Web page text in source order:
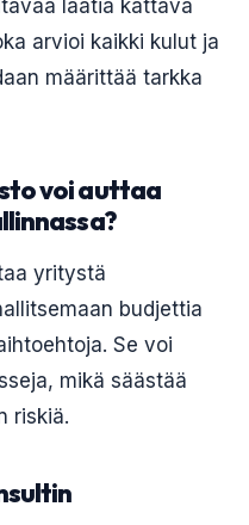
laatia kattava
arvioi kaikki kulut ja
määrittää tarkka
voi auttaa
yritystä
budjettia
Se voi
mikä säästää
riskiä.